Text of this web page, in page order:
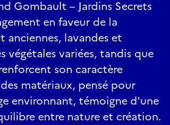
Gombault – Jardins Secrets
en faveur de la
anciennes, lavandes et
végétales variées, tandis que
son caractère
matériaux, pensé pour
environnant, témoigne d'une
entre nature et création.